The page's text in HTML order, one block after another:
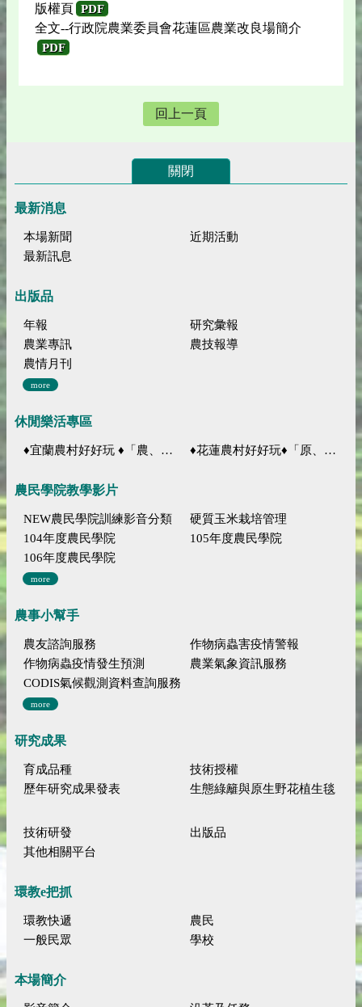
版權頁 PDF
全文--行政院農業委員會花蓮區農業改良場簡介
PDF
回上一頁
關閉
最新消息
本場新聞
近期活動
最新訊息
出版品
年報
研究彙報
農業專訊
農技報導
農情月刊
more
休閒樂活專區
♦宜蘭農村好好玩 ♦「農、藝、山、水」四條遊程推薦 ♦花蓮農村好好玩♦「原、生、慢、活」四條遊程推薦
農民學院教學影片
NEW農民學院訓練影音分類
硬質玉米栽培管理
104年度農民學院
105年度農民學院
106年度農民學院
more
農事小幫手
農友諮詢服務
作物病蟲害疫情警報
作物病蟲疫情發生預測
農業氣象資訊服務
CODIS氣候觀測資料查詢服務
more
研究成果
育成品種
技術授權
歷年研究成果發表
生態綠籬與原生野花植生毯
技術研發
出版品
其他相關平台
環教e把抓
環教快遞
農民
一般民眾
學校
本場簡介